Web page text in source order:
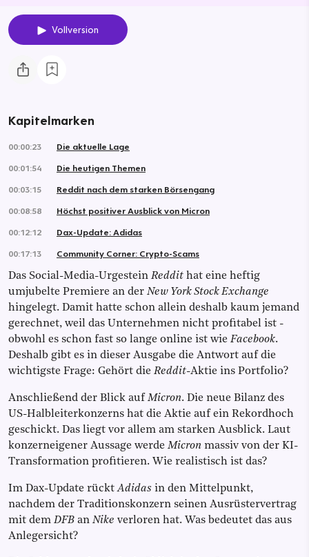
Vollversion
Kapitelmarken
00:00:23
Die aktuelle Lage
00:01:54
Die heutigen Themen
00:03:15
Reddit nach dem starken Börsengang
00:08:58
Höchst positiver Ausblick von Micron
00:12:12
Dax-Update: Adidas
00:17:13
Community Corner: Crypto-Scams
Das Social-Media-Urgestein Reddit hat eine heftig
umjubelte Premiere an der New York Stock Exchange
hingelegt. Damit hatte schon allein deshalb kaum jemand
gerechnet, weil das Unternehmen nicht profitabel ist -
obwohl es schon fast so lange online ist wie Facebook.
Deshalb gibt es in dieser Ausgabe die Antwort auf die
wichtigste Frage: Gehört die Reddit-Aktie ins Portfolio?
Anschließend der Blick auf Micron. Die neue Bilanz des
US-Halbleiterkonzerns hat die Aktie auf ein Rekordhoch
geschickt. Das liegt vor allem am starken Ausblick. Laut
konzerneigener Aussage werde Micron massiv von der KI-
Transformation profitieren. Wie realistisch ist das?
Im Dax-Update rücktAdidas in den Mittelpunkt,
nachdem der Traditionskonzern seinen Ausrüstervertrag
mit dem DFB an Nike verloren hat. Was bedeutet das aus
Anlegersicht?